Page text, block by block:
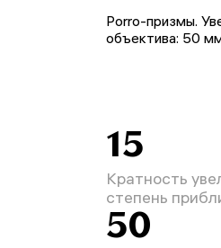
Porro-призмы.
объектива: 50
15
Кратность
степень
50